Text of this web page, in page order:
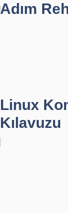
Adım
Linux
Kılavuzu